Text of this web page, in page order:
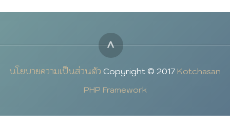
นโยบายความเป็นส่วนตัว Copyright © 2017 Kotchasan
PHP Framework
^